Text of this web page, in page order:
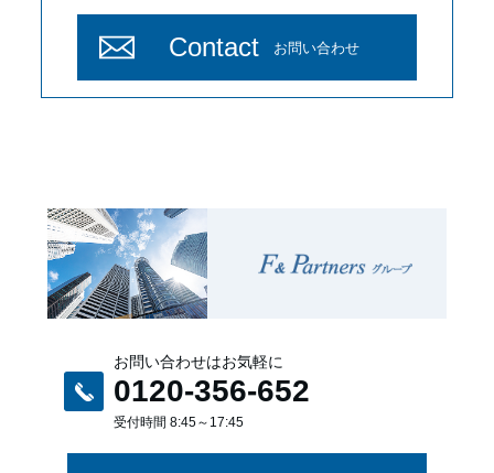
Contact お問い合わせ
お問い合わせはお気軽に
0120-356-652
受付時間 8:45～17:45